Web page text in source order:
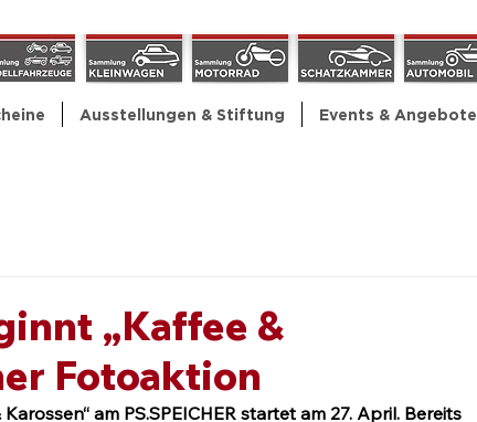
Ausstellungen & Stiftung Events & Angebote
„Kaffee &
Fotoaktion
am PS.SPEICHER startet am 27. April. Bereits